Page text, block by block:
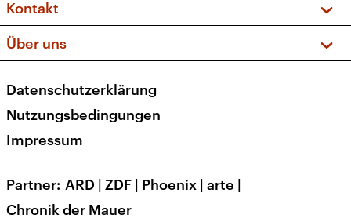
Kakadu – Das Kinderprogramm
Apps
Newsletter
Veranstaltungen
Kontakt
Social Media
Über uns
Presse
Karriere
Transparenz
Datenschutzerklärung
Nutzungsbedingungen
Impressum
Partner ARD | ZDF | Phoenix | arte |
Chronik der Mauer